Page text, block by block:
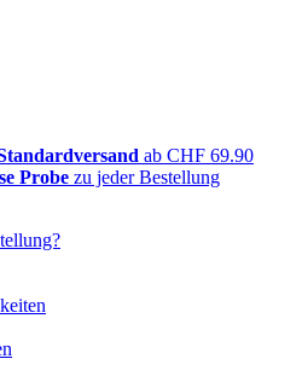
ab CHF 69.90
Probe zu jeder Bestellung